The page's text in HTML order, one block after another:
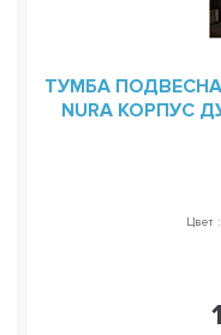
ТУМБА
NURA КОРПУС
Цвет